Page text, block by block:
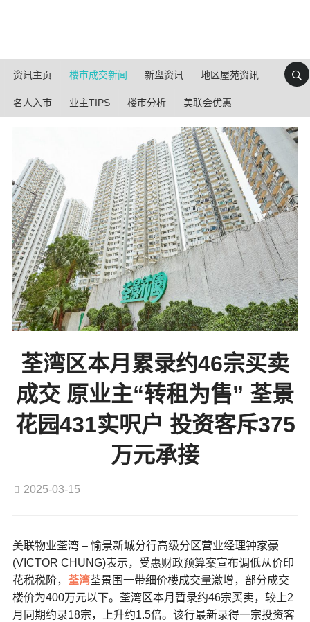
资讯主页 楼市成交新闻 新盘资讯 地区屋苑资讯
名人入市 业主TIPS 楼市分析 美联会优惠
荃湾区本月累录约46宗买卖
成交 原业主“转租为售” 荃景
花园431实呎户 投资客斥375
万元承接
2025-03-15
美联物业荃湾 – 愉景新城分行高级分区营业经理钟家豪
(VICTOR CHUNG)表示， 受惠财政预算案宣布调低从价印
花税税阶， 荃湾荃景围一带细价楼成交量激增，部分成交
楼价为400万元以下。 荃湾区本月暂录约46宗买卖，较上2
月同期约录18宗，上升约1.5倍。该行最新录得一宗投资客